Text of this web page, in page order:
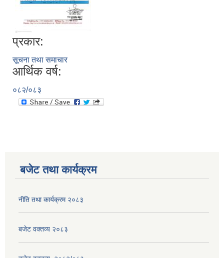
प्रकार:
सूचना तथा समाचार
आर्थिक वर्ष:
०८२/०८३
बजेट तथा कार्यक्रम
नीति तथा कार्यक्रम २०८३
बजेट वक्तव्य २०८३